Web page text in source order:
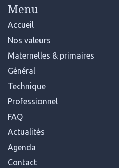
Menu
Accueil
Nos valeurs
Maternelles & primaires
Général
Technique
Professionnel
FAQ
Actualités
Agenda
Contact